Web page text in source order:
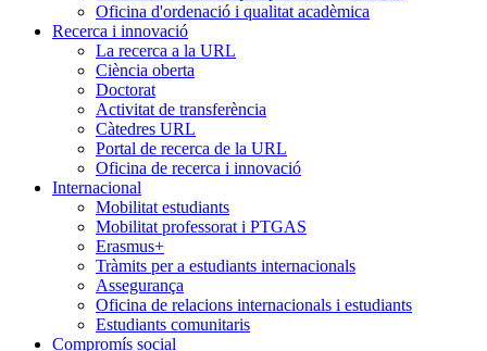
Oficina d'ordenació i qualitat acadèmica
Recerca i innovació
La recerca a la URL
Ciència oberta
Doctorat
Activitat de transferència
Càtedres URL
Portal de recerca de la URL
Oficina de recerca i innovació
Internacional
Mobilitat estudiants
Mobilitat professorat i PTGAS
Erasmus+
Tràmits per a estudiants internacionals
Assegurança
Oficina de relacions internacionals i estudiants
Estudiants comunitaris
Compromís social